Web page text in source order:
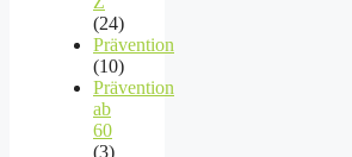
(24)
Prävention
(10)
Prävention
ab
60
(3)